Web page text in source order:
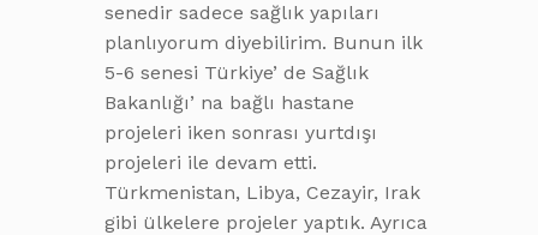
senedir sadece sağlık yapıları
planlıyorum diyebilirim. Bunun ilk
5-6 senesi Türkiye’ de Sağlık
Bakanlığı’ na bağlı hastane
projeleri iken sonrası yurtdışı
projeleri ile devam etti.
Türkmenistan, Libya, Cezayir, Irak
gibi ülkelere projeler yaptık. Ayrıca